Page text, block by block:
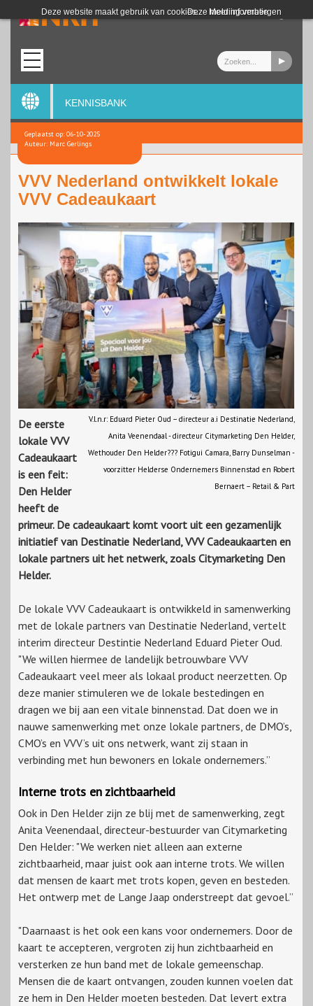
Deze website maakt gebruik van cookies. Meer informatie
Deze melding verbergen
Login
KENNISBANK
Geplaatst op: 06-10-2025
Auteur: Marc Gerlings
VVV Nederland ontwikkelt lokale
VVV Cadeaukaart
V.l.n.r: Eduard Pieter Oud – directeur a.i Destinatie Nederland,
Anita Veenendaal - directeur Citymarketing Den Helder,
Wethouder Den Helder??? Fotigui Camara, Barry Dunselman -
voorzitter Helderse Ondernemers Binnenstad en Robert
Bernaert – Retail & Part
De eerste
lokale VVV
Cadeaukaart
is een feit:
Den Helder
heeft de
primeur. De cadeaukaart komt voort uit een gezamenlijk
initiatief van Destinatie Nederland, VVV Cadeaukaarten en
lokale partners uit het netwerk, zoals Citymarketing Den
Helder.
De lokale VVV Cadeaukaart is ontwikkeld in samenwerking
met de lokale partners van Destinatie Nederland, vertelt
interim directeur Destintie Nederland Eduard Pieter Oud.
"We willen hiermee de landelijk betrouwbare VVV
Cadeaukaart veel meer als lokaal product neerzetten. Op
deze manier stimuleren we de lokale bestedingen en
dragen we bij aan een vitale binnenstad. Dat doen we in
nauwe samenwerking met onze lokale partners, de DMO’s,
CMO’s en VVV’s uit ons netwerk, want zij staan in
verbinding met hun bewoners en lokale ondernemers.”
Interne trots en zichtbaarheid
Ook in Den Helder zijn ze blij met de samenwerking, zegt
Anita Veenendaal, directeur-bestuurder van Citymarketing
Den Helder: "We werken niet alleen aan externe
zichtbaarheid, maar juist ook aan interne trots. We willen
dat mensen de kaart met trots kopen, geven en besteden.
Het ontwerp met de Lange Jaap onderstreept dat gevoel.”
"Daarnaast is het ook een kans voor ondernemers. Door de
kaart te accepteren, vergroten zij hun zichtbaarheid en
versterken ze hun band met de lokale gemeenschap.
Mensen die de kaart ontvangen, zouden kunnen voelen dat
ze hem in Den Helder moeten besteden. Dat levert extra